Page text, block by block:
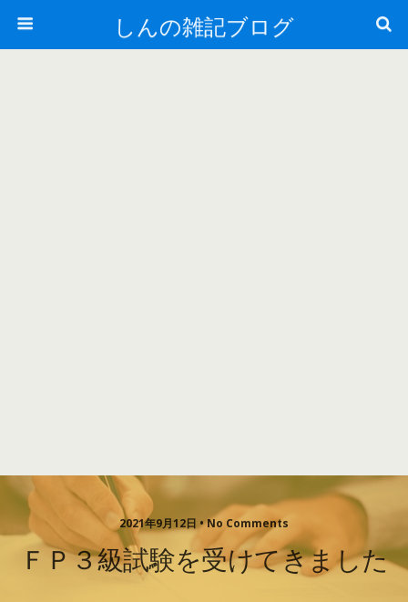
しんの雑記ブログ
2021年9月12日 • No Comments
ＦＰ３級試験を受けてきました